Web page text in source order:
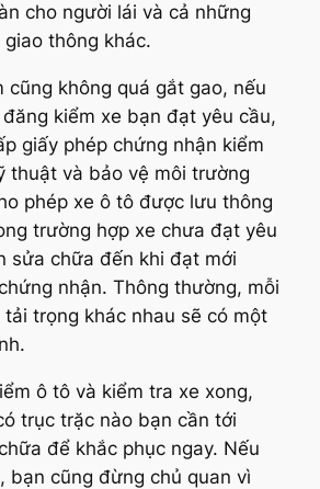
cho người lái và cả những
thông khác.
cũng không quá gắt gao, nếu
kiểm xe bạn đạt yêu cầu,
giấy phép chứng nhận kiểm
thuật và bảo vệ môi trường
phép xe ô tô được lưu thông
trường hợp xe chưa đạt yêu
sửa chữa đến khi đạt mới
nhận. Thông thường, mỗi
trọng khác nhau sẽ có một
ô tô và kiểm tra xe xong,
trục trặc nào bạn cần tới
để khắc phục ngay. Nếu
bạn cũng đừng chủ quan vì